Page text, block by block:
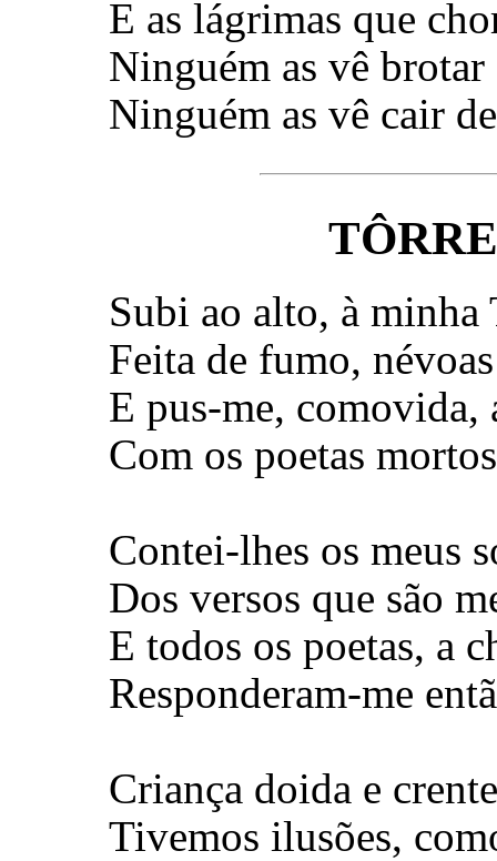
E as lágrimas que
Ninguém as vê
Ninguém as vê cair
Subi ao alto, à minha
Feita de fumo,
E pus-me, comovida,
Com os poetas
Contei-lhes os meus
Dos versos que são
E todos os poetas, a
Responderam-me
Criança doida e
Tivemos ilusões,